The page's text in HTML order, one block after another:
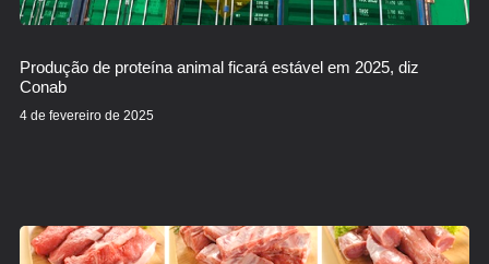
Produção de proteína animal ficará estável em 2025, diz
Conab
4 de fevereiro de 2025